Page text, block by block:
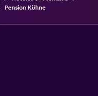
Pension Kühne